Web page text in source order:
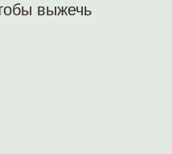
выжечь